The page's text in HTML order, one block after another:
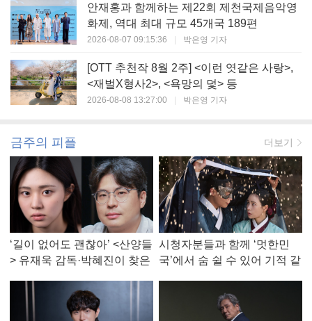
안재홍과 함께하는 제22회 제천국제음악영
화제, 역대 최대 규모 45개국 189편
2026-08-07 09:15:36 | 박은영 기자
[OTT 추천작 8월 2주] <이런 엿같은 사랑>,
<재벌X형사2>, <욕망의 덫> 등
2026-08-08 13:27:00 | 박은영 기자
금주의 피플 더보기
‘길이 없어도 괜찮아’ <산양들
> 유재욱 감독·박혜진이 찾은
시청자분들과 함께 ‘멋한민
국’에서 숨 쉴 수 있어 기적 같